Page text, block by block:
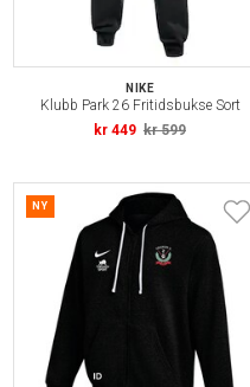
NIKE
Klubb Park 26 Fritidsbukse Sort
kr 449 kr 599
NY